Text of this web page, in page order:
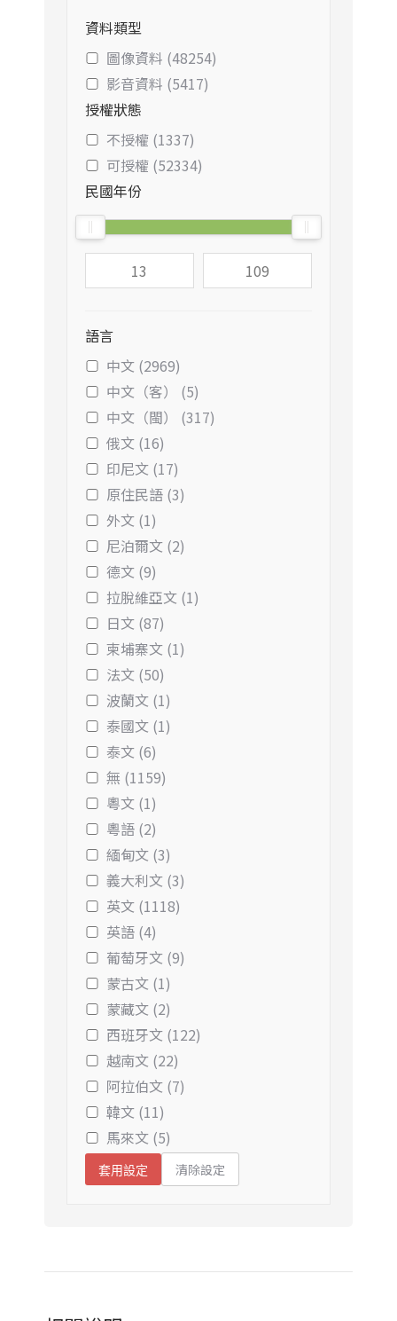
資料類型
圖像資料 (48254)
影音資料 (5417)
授權狀態
不授權 (1337)
可授權 (52334)
民國年份
語言
中文 (2969)
中文（客） (5)
中文（閩） (317)
俄文 (16)
印尼文 (17)
原住民語 (3)
外文 (1)
尼泊爾文 (2)
德文 (9)
拉脫維亞文 (1)
日文 (87)
柬埔寨文 (1)
法文 (50)
波蘭文 (1)
泰國文 (1)
泰文 (6)
無 (1159)
粵文 (1)
粵語 (2)
緬甸文 (3)
義大利文 (3)
英文 (1118)
英語 (4)
葡萄牙文 (9)
蒙古文 (1)
蒙藏文 (2)
西班牙文 (122)
越南文 (22)
阿拉伯文 (7)
韓文 (11)
馬來文 (5)
套用設定 清除設定